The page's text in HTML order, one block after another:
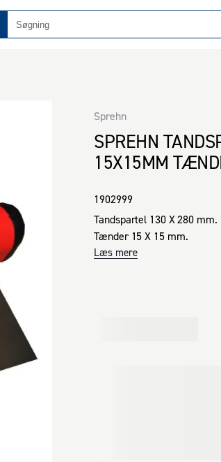
SPREHN
15X15MM
Sprehn
1902999
Tandspartel 130 X 280 mm.
Tænder 15 X 15 mm.
Læs mere